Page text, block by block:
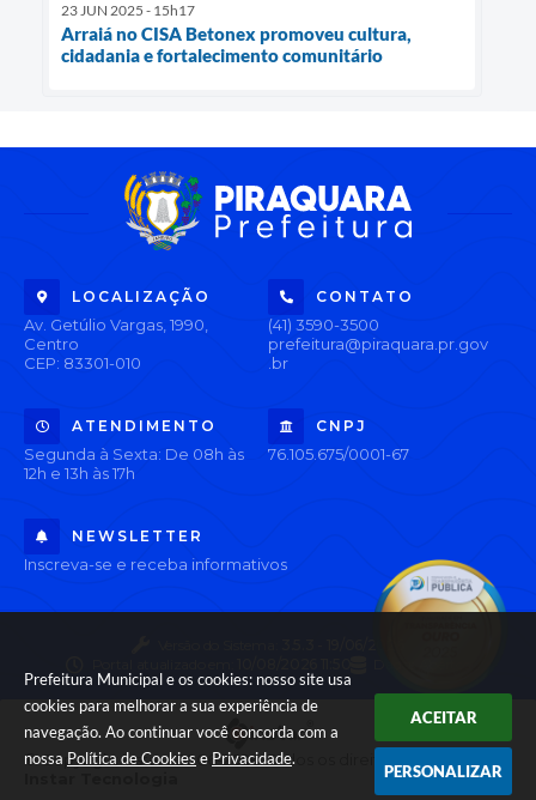
Prefeitura Municipal e os cookies: nosso site usa
cookies para melhorar a sua experiência de
navegação. Ao continuar você concorda com a
nossa Política de Cookies e Privacidade.
ACEITAR
PERSONALIZAR
23 JUN 2025 - 15h17
Arraiá no CISA Betonex promoveu cultura,
cidadania e fortalecimento comunitário
LOCALIZAÇÃO
Av. Getúlio Vargas, 1990,
Centro
CEP: 83301-010
CONTATO
(41) 3590-3500
prefeitura@piraquara.pr.gov
.br
ATENDIMENTO
Segunda à Sexta: De 08h às
12h e 13h às 17h
CNPJ
76.105.675/0001-67
NEWSLETTER
Inscreva-se e receba informativos
© Copyright Instar - 2006-2026. Todos os direitos reservados -